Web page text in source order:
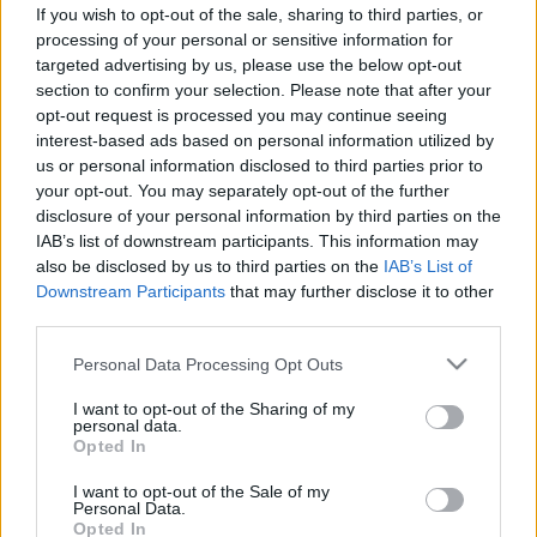
If you wish to opt-out of the sale, sharing to third parties, or
processing of your personal or sensitive information for
targeted advertising by us, please use the below opt-out
section to confirm your selection. Please note that after your
opt-out request is processed you may continue seeing
interest-based ads based on personal information utilized by
us or personal information disclosed to third parties prior to
your opt-out. You may separately opt-out of the further
disclosure of your personal information by third parties on the
IAB’s list of downstream participants. This information may
also be disclosed by us to third parties on the IAB’s List of
Downstream Participants that may further disclose it to other
Please note that this website/app uses one or more Google
not limited to your visit or usage behaviour. You may click to
grant or deny consent to Google and its third-party tags to
use your data for below specified purposes in below Google
consent section.
Personal Data Processing Opt Outs
I want to opt-out of the Sharing of my
personal data.
Opted In
I want to opt-out of the Sale of my
Personal Data.
Opted In